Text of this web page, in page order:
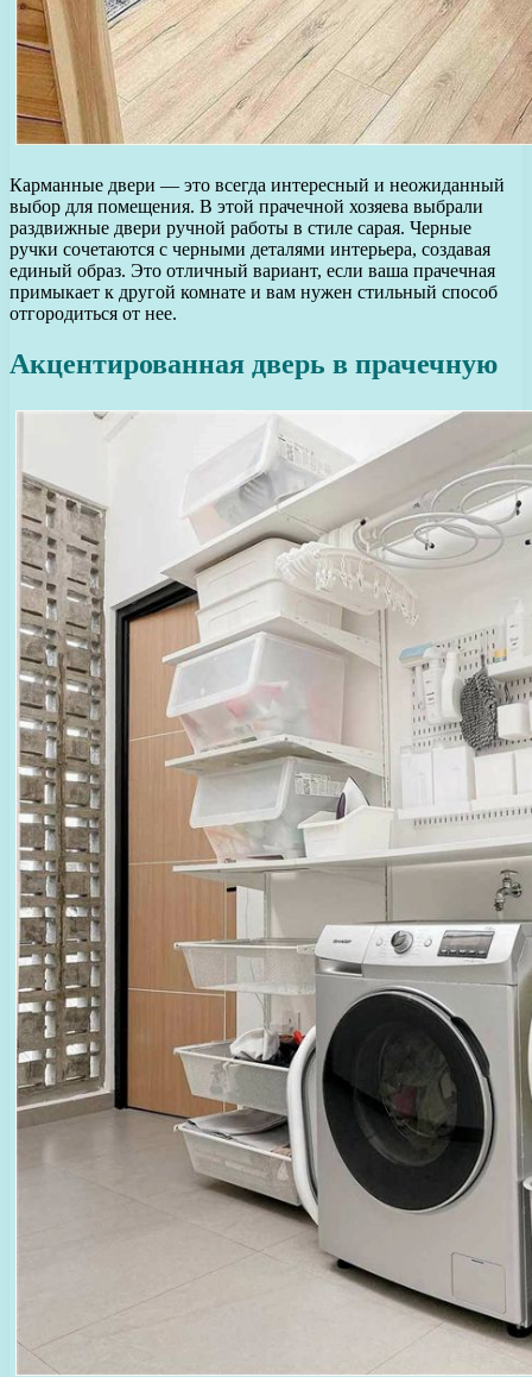
Карманные двери — это всегда интересный и неожиданный
выбор для помещения. В этой прачечной хозяева выбрали
раздвижные двери ручной работы в стиле сарая. Черные
ручки сочетаются с черными деталями интерьера, создавая
единый образ. Это отличный вариант, если ваша прачечная
примыкает к другой комнате и вам нужен стильный способ
отгородиться от нее.
Акцентированная дверь в прачечную